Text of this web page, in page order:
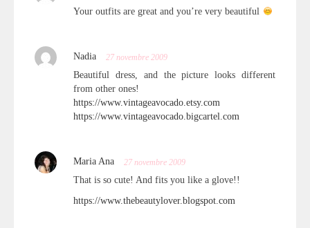
Your outfits are great and you’re very beautiful
Nadia 27 novembre 2009
Beautiful dress, and the picture looks different
from other ones!
https://www.vintageavocado.etsy.com
https://www.vintageavocado.bigcartel.com
Maria Ana 27 novembre 2009
That is so cute! And fits you like a glove!!
https://www.thebeautylover.blogspot.com